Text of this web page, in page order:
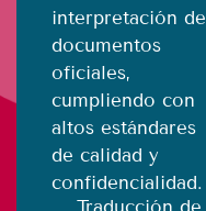
interpretación de
documentos
oficiales,
cumpliendo con
altos estándares
de calidad y
confidencialidad.